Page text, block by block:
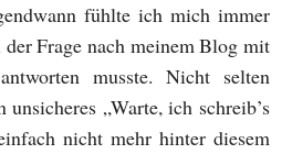
fühlte ich mich immer
Frage nach meinem Blog mit
musste. Nicht selten
„Warte, ich schreib’s
nicht mehr hinter diesem